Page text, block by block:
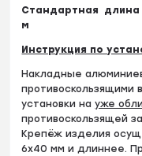
Стандартная длина
м
Инструкция по
Накладные
противоскользящими
установки науже
противоскользящей
Крепёж изделия
6х40 мм и длиннее.